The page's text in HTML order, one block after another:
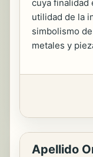
cuya finalidad
utilidad de la
simbolismo
metales y
Apellido